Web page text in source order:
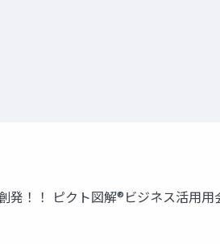
！！ ピクト図解®ビジネス活⽤